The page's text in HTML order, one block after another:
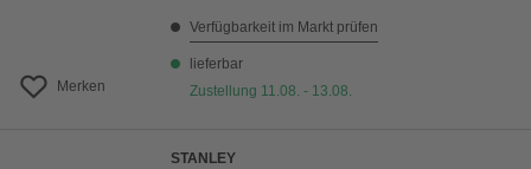
Merken
Verfügbarkeit im Markt prüfen
lieferbar
Zustellung 11.08. - 13.08.
STANLEY